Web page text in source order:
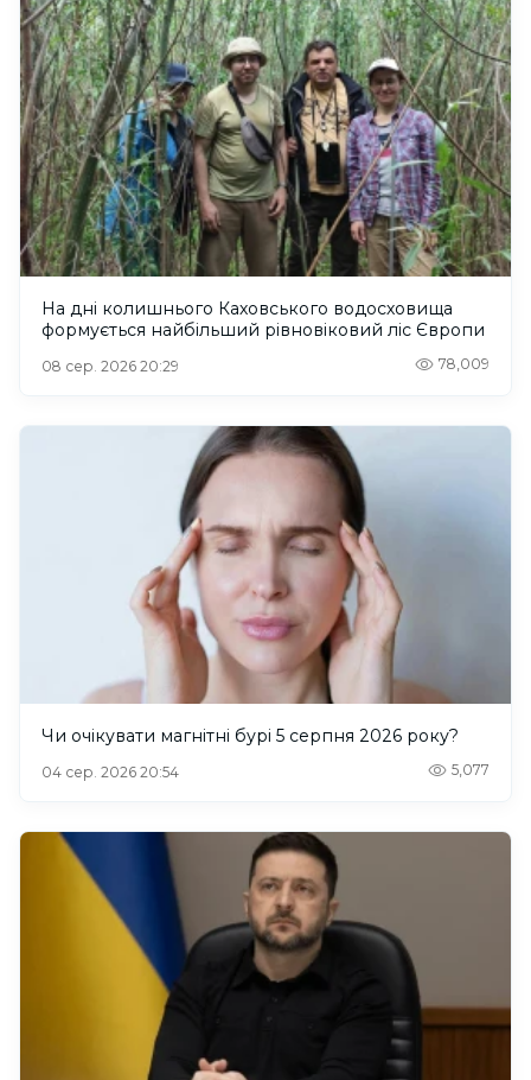
На дні колишнього Каховського водосховища
формується найбільший рівновіковий ліс Європи
08 сер. 2026 20:29 78,009
Чи очікувати магнітні бурі 5 серпня 2026 року?
04 сер. 2026 20:54 5,077